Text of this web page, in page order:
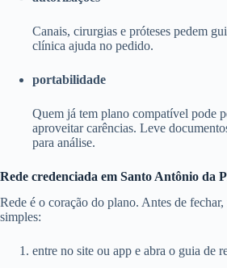
Canais, cirurgias e próteses pedem
clínica ajuda no pedido.
portabilidade
Quem já tem plano compatível pode
aproveitar carências. Leve
para análise.
Rede credenciada em Santo Antônio da
Rede é o coração do plano. Antes de fechar,
simples:
entre no site ou app e abra o guia de